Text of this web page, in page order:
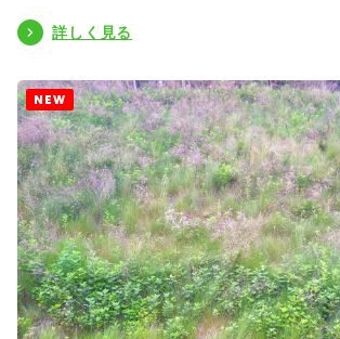
詳しく見る
NEW